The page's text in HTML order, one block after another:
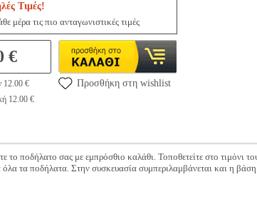
Τιμές!
μέρα τις πιο ανταγωνιστικές τιμές
€
12.00 €
12.00 €
Προσθήκη στη wishlist
το ποδήλατο σας με εμπρόσθιο καλάθι. Τοποθετείτε στο τιμόνι
τα ποδήλατα. Στην συσκευασία συμπεριλαμβάνεται και η